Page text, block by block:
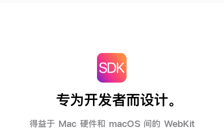
专为开发者而设计。
得益于 Mac 硬件和 macOS 间的 WebKit